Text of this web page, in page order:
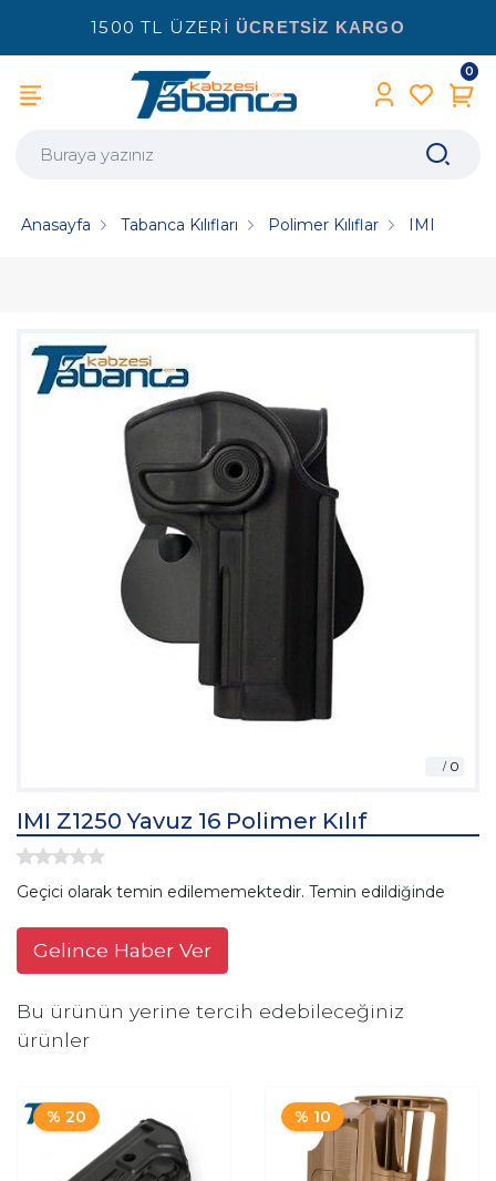
1500 TL ÜZERİ ÜCRETSİZ KARGO
0
Anasayfa Tabanca Kılıfları Polimer Kılıflar IMI
IMI Z1250 Yavuz 16 Polimer Kılıf
Geçici olarak temin edilememektedir. Temin edildiğinde
Gelince Haber Ver
Bu ürünün yerine tercih edebileceğiniz
ürünler
% 20 % 10